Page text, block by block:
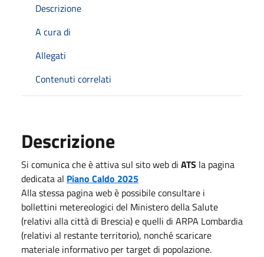
Descrizione
A cura di
Allegati
Contenuti correlati
Descrizione
Si comunica che è attiva sul sito web di ATS la pagina
dedicata al Piano Caldo 2025
Alla stessa pagina web è possibile consultare i
bollettini metereologici del Ministero della Salute
(relativi alla città di Brescia) e quelli di ARPA Lombardia
(relativi al restante territorio), nonché scaricare
materiale informativo per target di popolazione.